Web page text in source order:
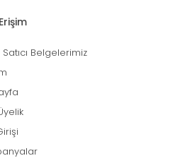
Satıcı Belgelerimiz